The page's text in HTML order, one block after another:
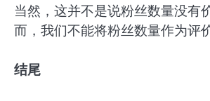
当然，这并不是说粉丝数量没有
而，我们不能将粉丝数量作为评
结尾